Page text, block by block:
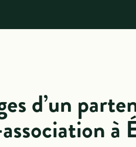
d’un
à